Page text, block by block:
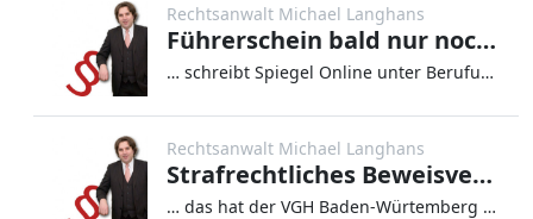
Rechtsanwalt Michael Langhans
Führerschein bald nur noch 15 Jahre gültig
… schreibt Spiegel Online unter Berufung auf eine Bestätigung des Bundesverkehrsministeriums gegenüber der Saarbrü
Rechtsanwalt Michael Langhans
Strafrechtliches Beweisverwertungsverbot tangiert die Fahrerlaubnisbehörde nicht
… das hat der VGH Baden-Würtemberg entschieden, wobei er es offen lässt, ob ein solcher Verstoß gegen den Richterv